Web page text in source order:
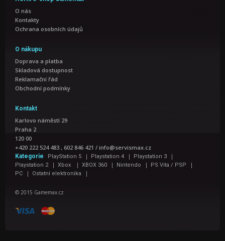
O nás
Kontakty
Ochrana osobních údajů
O nákupu
Doprava a platba
Skladová dostupnost
Reklamační řád
Obchodní podmínky
Kontakt
Karlovo náměstí 29
Praha 2
120 00
+420 222 524 483 , 602 846 421 / info@servismax.cz
Kategorie PlayStation 5 | Playstation 4 | Playstation 3 |
Playstation 2 | Xbox | XBOX 360 | Nintendo | PS Vita / PSP |
PC | Ostatní elektronika |
© 2015 Gamemax.cz